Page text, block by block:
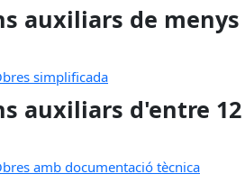
auxiliars de menys
simplificada
auxiliars d'entre 12
amb documentació tècnica